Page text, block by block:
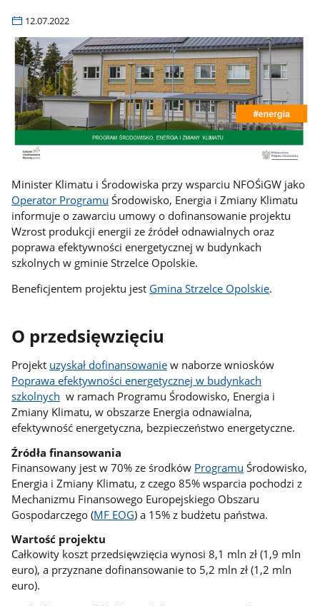
12.07.2022
Minister Klimatu i Środowiska przy wsparciu NFOŚiGW jako
Operator Programu Środowisko, Energia i Zmiany Klimatu
informuje o zawarciu umowy o dofinansowanie projektu
Wzrost produkcji energii ze źródeł odnawialnych oraz
poprawa efektywności energetycznej w budynkach
szkolnych w gminie Strzelce Opolskie.
Beneficjentem projektu jest Gmina Strzelce Opolskie.
O przedsięwzięciu
Projekt uzyskał dofinansowanie w naborze wniosków
Poprawa efektywności energetycznej w budynkach
szkolnych w ramach Programu Środowisko, Energia i
Zmiany Klimatu, w obszarze Energia odnawialna,
efektywność energetyczna, bezpieczeństwo energetyczne.
Źródła finansowania
Finansowany jest w 70% ze środków Programu Środowisko,
Energia i Zmiany Klimatu, z czego 85% wsparcia pochodzi z
Mechanizmu Finansowego Europejskiego Obszaru
Gospodarczego (MF EOG) a 15% z budżetu państwa.
Wartość projektu
Całkowity koszt przedsięwzięcia wynosi 8,1 mln zł (1,9 mln
euro), a przyznane dofinansowanie to 5,2 mln zł (1,2 mln
euro).